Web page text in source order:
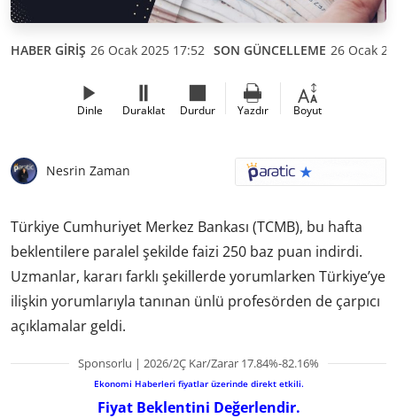
HABER GİRİŞ 26 Ocak 2025 17:52 SON GÜNCELLEME 26 Ocak
Dinle Duraklat Durdur Yazdır Boyut
Nesrin Zaman
Türkiye Cumhuriyet Merkez Bankası (TCMB), bu hafta
beklentilere paralel şekilde faizi 250 baz puan indirdi.
Uzmanlar, kararı farklı şekillerde yorumlarken Türkiye’ye
ilişkin yorumlarıyla tanınan ünlü profesörden de çarpıcı
açıklamalar geldi.
Sponsorlu | 2026/2Ç Kar/Zarar 17.84%-82.16%
Ekonomi Haberleri fiyatlar üzerinde direkt etkili.
Fiyat Beklentini Değerlendir.